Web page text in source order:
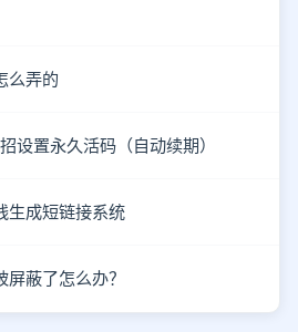
么弄的
设置永久活码（自动续期）
生成短链接系统
蔽了怎么办？